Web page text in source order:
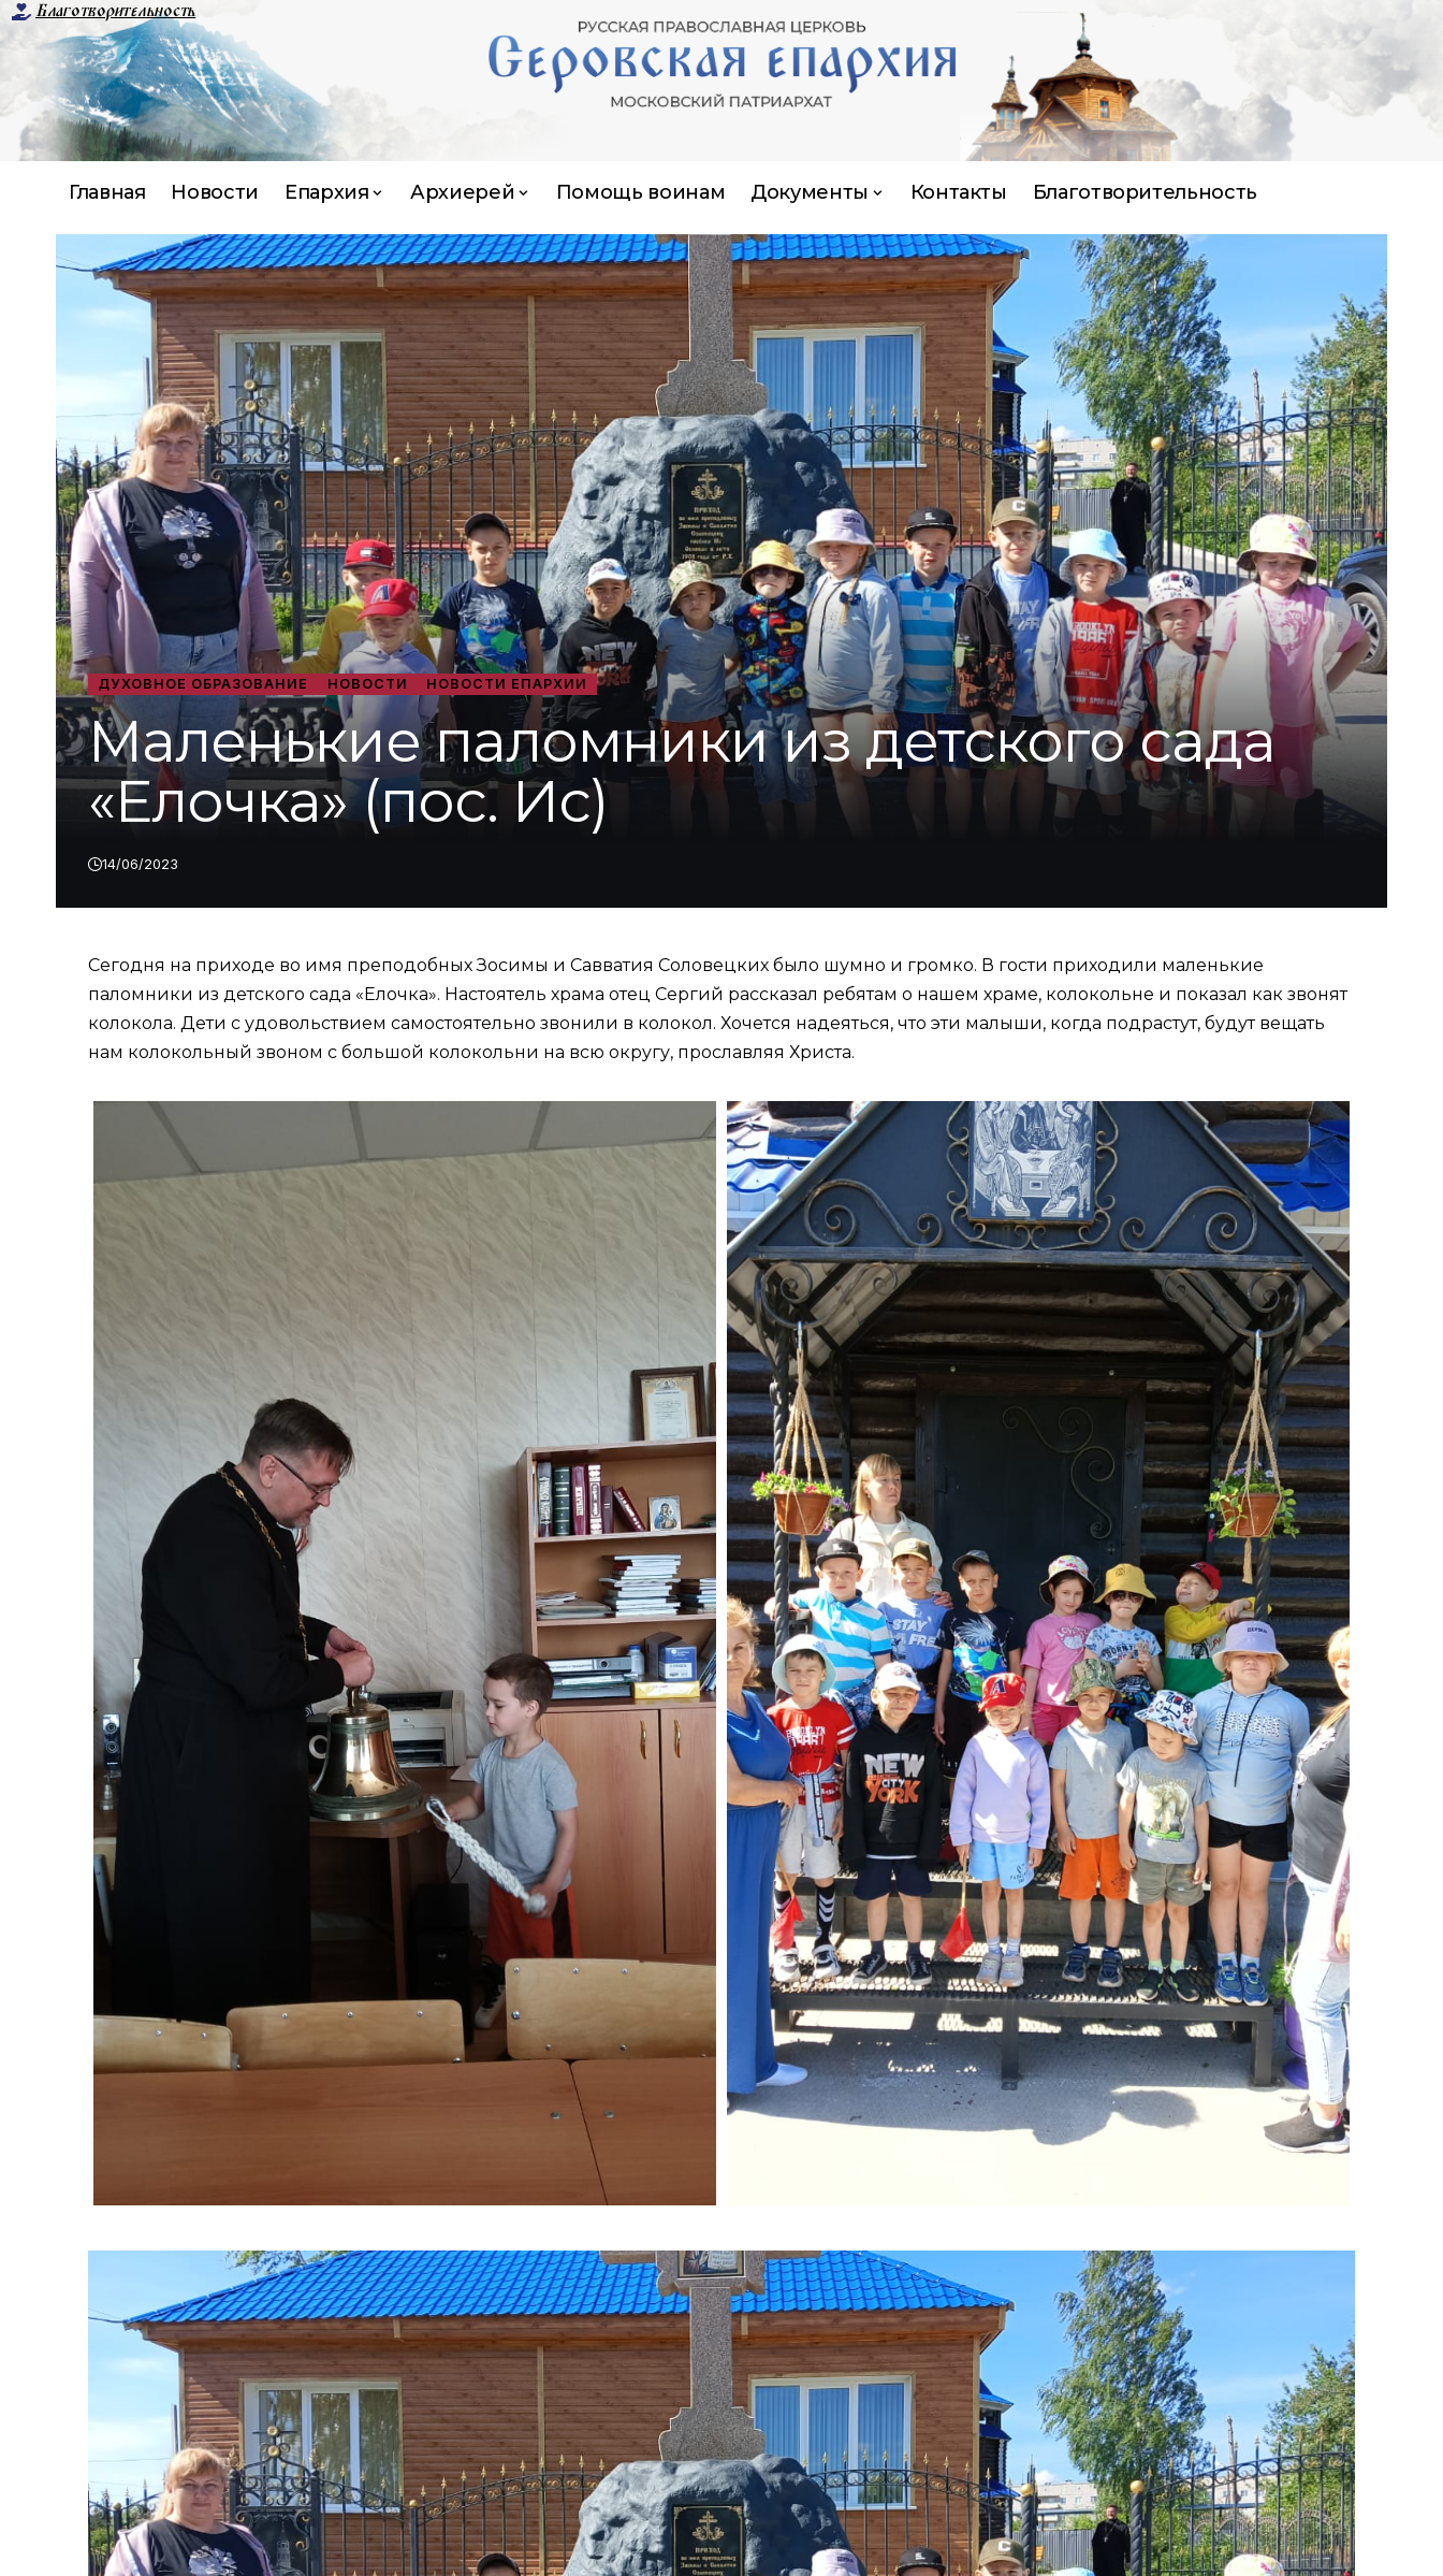
Благотворительность
Главная Новости Епархия Архиерей Помощь воинам Документы Контакты Благотворительность
ДУХОВНОЕ ОБРАЗОВАНИЕ НОВОСТИ НОВОСТИ ЕПАРХИИ
Маленькие паломники из детского сада
«Елочка» (пос. Ис)
14/06/2023
Сегодня на приходе во имя преподобных Зосимы и Савватия Соловецких было шумно и громко. В гости приходили маленькие
паломники из детского сада «Елочка». Настоятель храма отец Сергий рассказал ребятам о нашем храме, колокольне и показал как звонят
колокола. Дети с удовольствием самостоятельно звонили в колокол. Хочется надеяться, что эти малыши, когда подрастут, будут вещать
нам колокольный звоном с большой колокольни на всю округу, прославляя Христа.